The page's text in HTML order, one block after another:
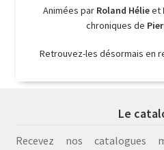
Animées par Roland Hélieet
chroniques de
Retrouvez-les désormais en
Le
Recevez nos catalogues